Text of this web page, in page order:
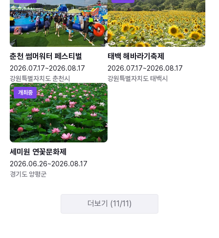
춘천 썸머워터 페스티벌
2026.07.17~2026.08.17
강원특별자치도 춘천시
태백 해바라기축제
2026.07.17~2026.08.17
강원특별자치도 태백시
개최중
세미원 연꽃문화제
2026.06.26~2026.08.17
경기도 양평군
더보기 (11/11)